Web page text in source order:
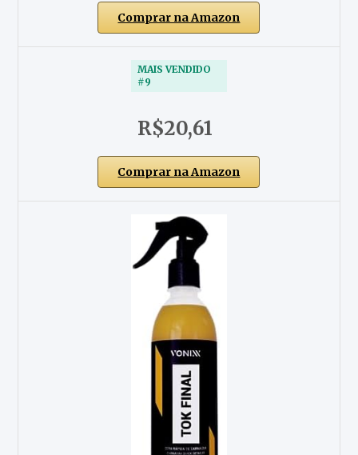
Comprar na Amazon
MAIS VENDIDO
#9
R$20,61
Comprar na Amazon